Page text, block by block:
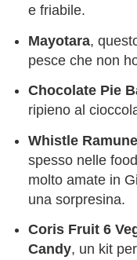
e friabile.
Mayotara,
pesce che non
Chocolate Pie
ripieno al
Whistle Ramune
spesso nelle
molto amate in
una sorpresina.
Coris Fruit 6
Candy, un kit